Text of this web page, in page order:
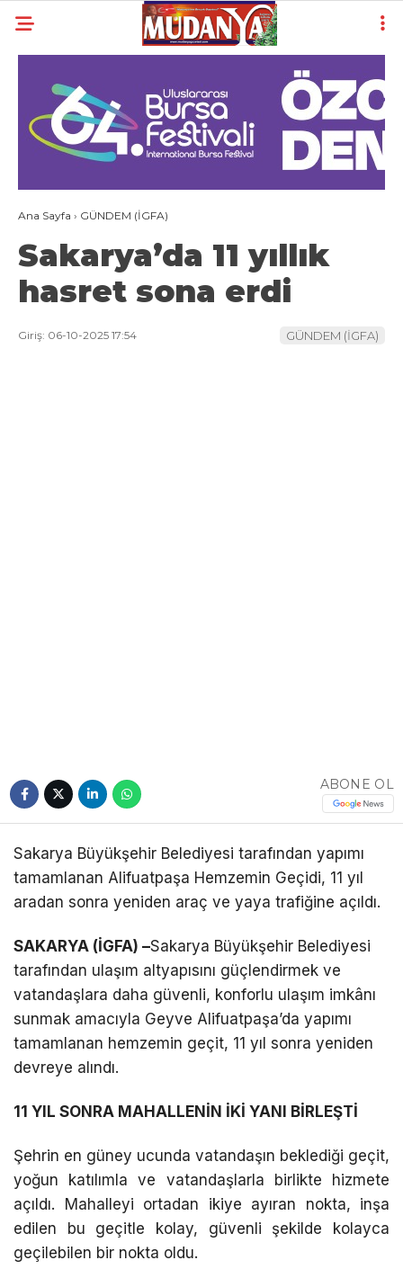
Telegram
26.1
BURSA
YAZARLAR
YEREL
SİYASET
ÖZEL HABER
EKONOMİ
Ana Sayfa › GÜNDEM (İGFA)
Sakarya’da 11 yıllık
hasret sona erdi
Giriş: 06-10-2025 17:54 GÜNDEM (İGFA)
ABONE OL
Sakarya Büyükşehir Belediyesi tarafından yapımı
tamamlanan Alifuatpaşa Hemzemin Geçidi, 11 yıl
aradan sonra yeniden araç ve yaya trafiğine açıldı.
SAKARYA (İGFA) –Sakarya Büyükşehir Belediyesi
tarafından ulaşım altyapısını güçlendirmek ve
vatandaşlara daha güvenli, konforlu ulaşım imkânı
sunmak amacıyla Geyve Alifuatpaşa’da yapımı
tamamlanan hemzemin geçit, 11 yıl sonra yeniden
devreye alındı.
11 YIL SONRA MAHALLENİN İKİ YANI BİRLEŞTİ
Şehrin en güney ucunda vatandaşın beklediği geçit,
yoğun katılımla ve vatandaşlarla birlikte hizmete
açıldı. Mahalleyi ortadan ikiye ayıran nokta, inşa
edilen bu geçitle kolay, güvenli şekilde kolayca
geçilebilen bir nokta oldu.